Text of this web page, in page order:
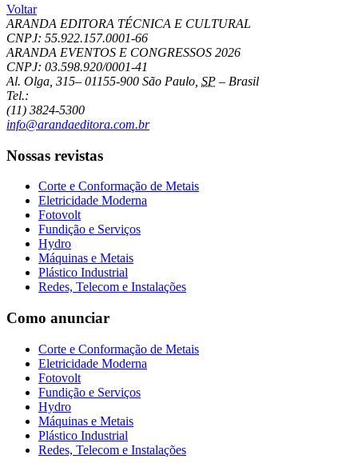
Voltar
ARANDA EDITORA TÉCNICA E CULTURAL
CNPJ: 55.922.157.0001-66
ARANDA EVENTOS E CONGRESSOS 2026
CNPJ: 03.598.920/0001-41
Al. Olga, 315– 01155-900 São Paulo SP – Brasil
Tel.:
(11) 3824-5300
info@arandaeditora.com.br
Nossas revistas
Corte e Conformação de Metais
Eletricidade Moderna
Fotovolt
Fundição e Serviços
Hydro
Máquinas e Metais
Plástico Industrial
Redes, Telecom e Instalações
Como anunciar
Corte e Conformação de Metais
Eletricidade Moderna
Fotovolt
Fundição e Serviços
Hydro
Máquinas e Metais
Plástico Industrial
Redes, Telecom e Instalações